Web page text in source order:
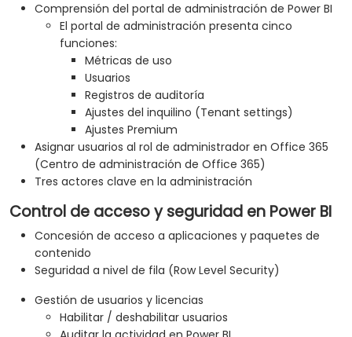
Comprensión del portal de administración de Power BI
El portal de administración presenta cinco
funciones:
Métricas de uso
Usuarios
Registros de auditoría
Ajustes del inquilino (Tenant settings)
Ajustes Premium
Asignar usuarios al rol de administrador en Office 365
(Centro de administración de Office 365)
Tres actores clave en la administración
Control de acceso y seguridad en Power BI
Concesión de acceso a aplicaciones y paquetes de
contenido
Seguridad a nivel de fila (Row Level Security)
Gestión de usuarios y licencias
Habilitar / deshabilitar usuarios